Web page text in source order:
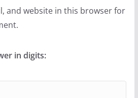
and website in this browser for
in digits: